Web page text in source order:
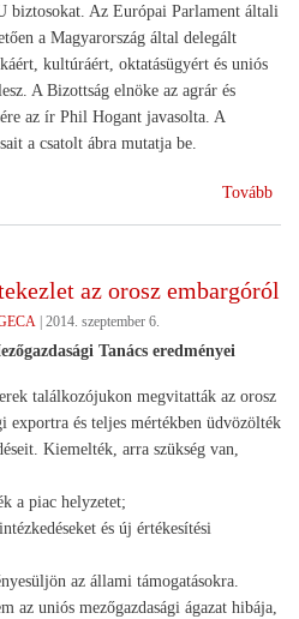
biztosokat. Az Európai Parlament általi
a Magyarország által delegált
kultúráért, oktatásügyért és uniós
A Bizottság elnöke az agrár és
az ír Phil Hogant javasolta. A
a csatolt ábra mutatja be.
Tovább
az orosz embargóról
| 2014. szeptember 6.
Tanács eredményei
találkozójukon megvitatták az orosz
exportra és teljes mértékben üdvözölték
Kiemelték, arra szükség van,
a piac helyzetet;
és új értékesítési
az állami támogatásokra.
az uniós mezőgazdasági ágazat hibája,